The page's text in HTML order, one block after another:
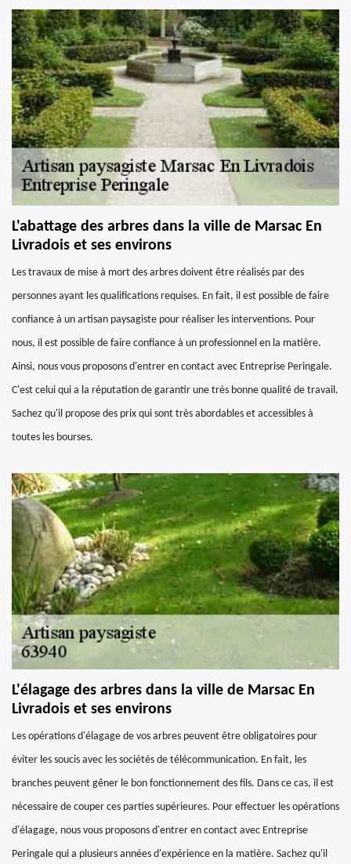
L'abattage des arbres dans la ville de Marsac En
Livradois et ses environs
Les travaux de mise à mort des arbres doivent être réalisés par des
personnes ayant les qualifications requises. En fait, il est possible de faire
confiance à un artisan paysagiste pour réaliser les interventions. Pour
nous, il est possible de faire confiance à un professionnel en la matière.
Ainsi, nous vous proposons d'entrer en contact avec Entreprise Peringale.
C'est celui qui a la réputation de garantir une très bonne qualité de travail.
Sachez qu'il propose des prix qui sont très abordables et accessibles à
toutes les bourses.
L'élagage des arbres dans la ville de Marsac En
Livradois et ses environs
Les opérations d'élagage de vos arbres peuvent être obligatoires pour
éviter les soucis avec les sociétés de télécommunication. En fait, les
branches peuvent gêner le bon fonctionnement des fils. Dans ce cas, il est
nécessaire de couper ces parties supérieures. Pour effectuer les opérations
d'élagage, nous vous proposons d'entrer en contact avec Entreprise
Peringale qui a plusieurs années d'expérience en la matière. Sachez qu'il